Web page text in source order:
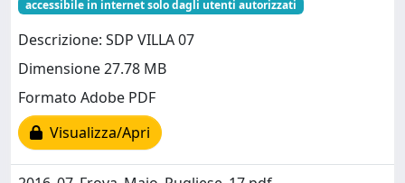
accessibile in internet solo dagli utenti autorizzati
Descrizione: SDP VILLA 07
Dimensione 27.78 MB
Formato Adobe PDF
Visualizza/Apri